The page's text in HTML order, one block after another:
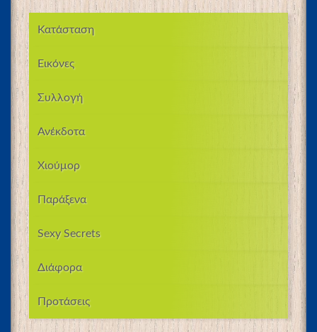
Κατάσταση
Εικόνες
Συλλογή
Ανέκδοτα
Χιούμορ
Παράξενα
Sexy Secrets
Διάφορα
Προτάσεις